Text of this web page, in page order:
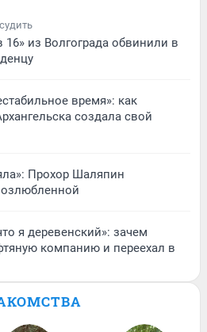
из Волгограда обвинили в
время»: как
создала свой
Прохор Шаляпин
я деревенский»: зачем
компанию и переехал в